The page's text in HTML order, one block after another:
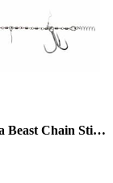
Abu Garcia Beast Chain Stinger